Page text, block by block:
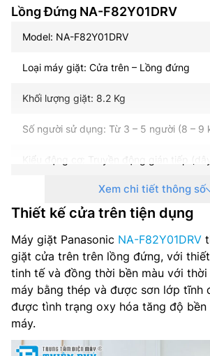
Lồng Đứng NA-F82Y01DRV
Model: NA-F82Y01DRV
Loại máy giặt: Cửa trên – Lồng đứng
Khối lượng giặt: 8.2 Kg
Số người sử dụng: Từ 3 – 5 người (8 – 9
Kiểu động cơ: Truyền động gián tiếp (dây
Tốc độ quay vắt tối đa: 700 vòng/phút
Chất liệu lồng giặt: Thép không gỉ
Chất liệu vỏ máy: Kim loại sơn tĩnh điện
Hiệu suất sử dụng điện: 6.87 Wh/kg
Công nghệ giặt: Hệ thống ActiveFoam
Bảng điều khiển: Song ngữ Anh – Việt
Xem chi tiết thông số
Thiết kế cửa trên tiện dụng
Máy giặt Panasonic NA-F82Y01DRV
giặt cửa trên trên lồng đứng, với
tinh tế và đồng thời bền màu với thời
máy bằng thép và được sơn lớp tĩnh
được tình trạng oxy hóa tăng độ bền
máy.